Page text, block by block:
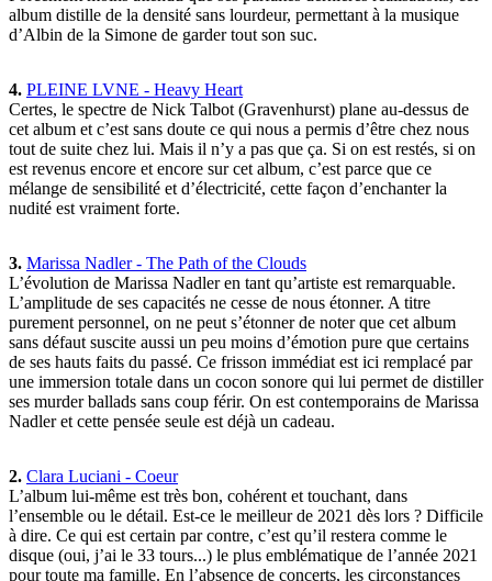
album distille de la densité sans lourdeur, permettant à la musique
d’Albin de la Simone de garder tout son suc.
4. PLEINE LVNE - Heavy Heart
Certes, le spectre de Nick Talbot (Gravenhurst) plane au-dessus de
cet album et c’est sans doute ce qui nous a permis d’être chez nous
tout de suite chez lui. Mais il n’y a pas que ça. Si on est restés, si on
est revenus encore et encore sur cet album, c’est parce que ce
mélange de sensibilité et d’électricité, cette façon d’enchanter la
nudité est vraiment forte.
3. Marissa Nadler - The Path of the Clouds
L’évolution de Marissa Nadler en tant qu’artiste est remarquable.
L’amplitude de ses capacités ne cesse de nous étonner. A titre
purement personnel, on ne peut s’étonner de noter que cet album
sans défaut suscite aussi un peu moins d’émotion pure que certains
de ses hauts faits du passé. Ce frisson immédiat est ici remplacé par
une immersion totale dans un cocon sonore qui lui permet de distiller
ses murder ballads sans coup férir. On est contemporains de Marissa
Nadler et cette pensée seule est déjà un cadeau.
2. Clara Luciani - Coeur
L’album lui-même est très bon, cohérent et touchant, dans
l’ensemble ou le détail. Est-ce le meilleur de 2021 dès lors ? Difficile
à dire. Ce qui est certain par contre, c’est qu’il restera comme le
disque (oui, j’ai le 33 tours...) le plus emblématique de l’année 2021
pour toute ma famille. En l’absence de concerts, les circonstances